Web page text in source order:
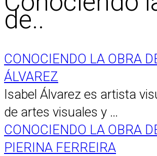
de..
CONOCIENDO LA OBRA
ÁLVAREZ
Isabel Álvarez es artista
de artes visuales y …
CONOCIENDO LA OBRA
PIERINA FERREIRA